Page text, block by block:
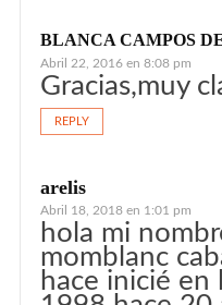
BLANCA CAMPOS
Abril 22, 2016 en 8:08 pm
Gracias,muy
REPLY
arelis
Abril 18, 2018 en 1:01 pm
hola mi
momblanc
hace inicié en